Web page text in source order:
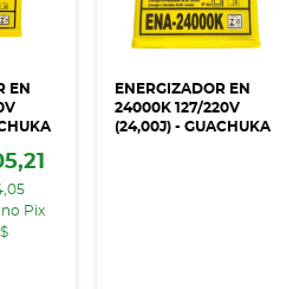
EN
no Pix
ENERGIZADOR EN
24000K 127/220V
(24,00J) - GUACHUKA